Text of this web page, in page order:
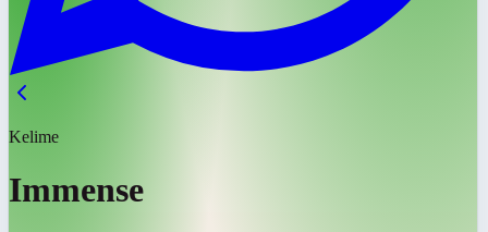
Kelime
Immense